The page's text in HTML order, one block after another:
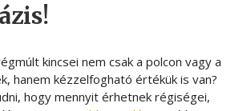
kincsei nem csak a polcon vagy a
hanem kézzelfogható értékük is van?
hogy mennyit érhetnek régiségei,